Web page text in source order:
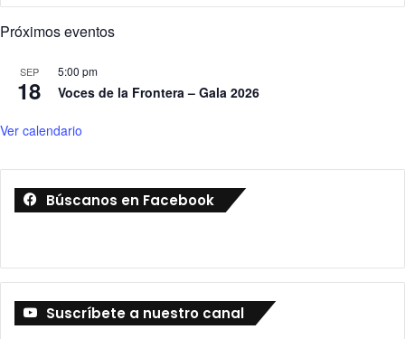
Próximos eventos
SEP
18
5:00 pm
Voces de la Frontera – Gala 2026
Ver calendario
Búscanos en Facebook
Suscríbete a nuestro canal